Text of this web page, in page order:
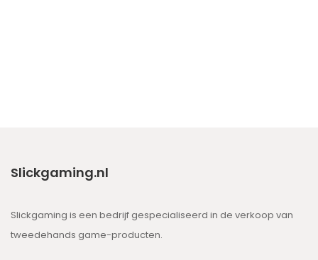
Slickgaming.nl
Slickgaming is een bedrijf gespecialiseerd in de verkoop van
tweedehands game-producten.